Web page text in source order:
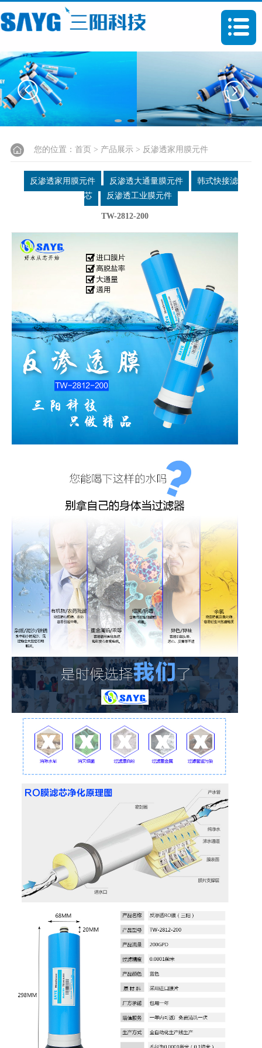
您的位置： 首页 > 产品展示> 反渗透家用膜元件
反渗透家用膜元件 反渗透大通量膜元件
韩式快接滤
芯
反渗透工业膜元件
TW-2812-200